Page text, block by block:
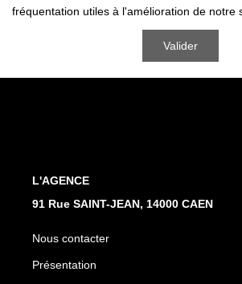
Avis Clients
fréquentation utiles à l'amélioration de notre
Valider
L'AGENCE
91 Rue SAINT-JEAN, 14000 CAEN
Nous contacter
Présentation